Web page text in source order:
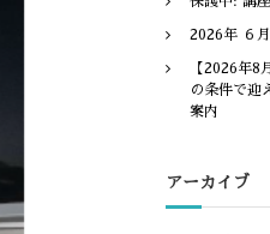
2026年 ６
【2026年
の条件で
案内
アーカイブ